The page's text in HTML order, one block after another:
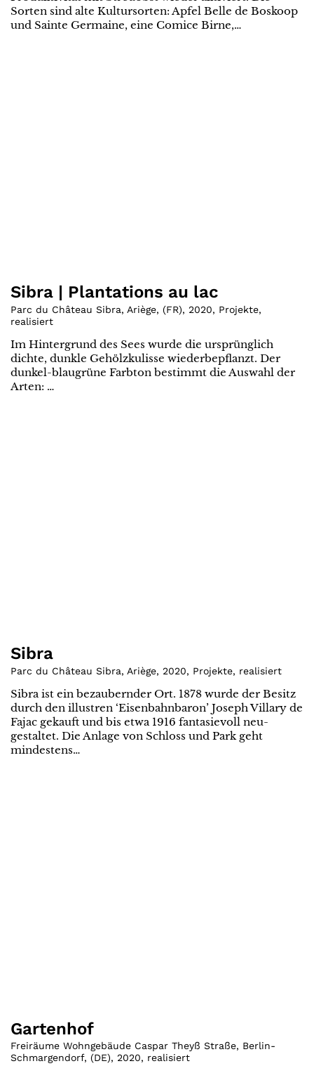
Sorten sind alte Kultursorten: Apfel Belle de Boskoop
und Sainte Germaine, eine Comice Birne,…
Sibra | Plantations au lac
Parc du Château Sibra, Ariège, (FR), 2020, Projekte,
realisiert
Im Hintergrund des Sees wurde die ursprünglich
dichte, dunkle Gehölzkulisse wiederbepflanzt. Der
dunkel-blaugrüne Farbton bestimmt die Auswahl der
Arten: …
Sibra
Parc du Château Sibra, Ariège, 2020, Projekte, realisiert
Sibra ist ein bezaubernder Ort. 1878 wurde der Besitz
durch den illustren ‘Eisenbahnbaron’ Joseph Villary de
Fajac gekauft und bis etwa 1916 fantasievoll neu-
gestaltet. Die Anlage von Schloss und Park geht
mindestens…
Gartenhof
Freiräume Wohngebäude Caspar Theyß Straße, Berlin-
Schmargendorf, (DE), 2020, realisiert